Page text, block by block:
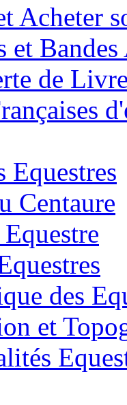
Acheter
et
de
Equestres
Centaure
des
et